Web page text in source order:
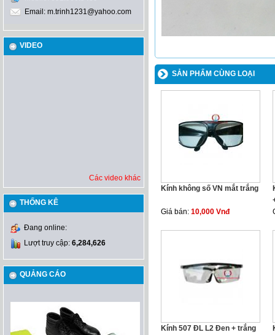
Email: m.trinh1231@yahoo.com
VIDEO
Các video khác
THỐNG KÊ
Đang online:
Lượt truy cập: 6,284,626
QUẢNG CÁO
SẢN PHẨM CÙNG LOẠI
Kính không số VN mắt trắng
Giá bán: 10,000 Vnđ
Kính 507 ĐL L2 Đen + trắng